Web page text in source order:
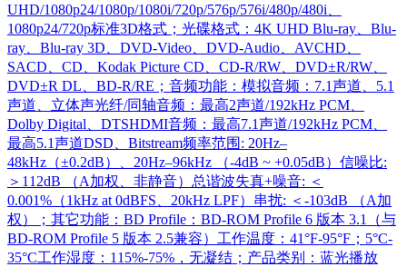
UHD/1080p24/1080p/1080i/720p/576p/576i/480p/480i、
1080p24/720p标准3D格式；光碟格式：4K UHD Blu-ray、Blu-
ray、Blu-ray 3D、DVD-Video、DVD-Audio、AVCHD、
SACD、CD、Kodak Picture CD、CD-R/RW、DVD±R/RW、
DVD±R DL、BD-R/RE；音频功能：模拟音频：7.1声道、5.1
声道、立体声光纤/同轴音频：最高2声道/192kHz PCM、
Dolby Digital、DTSHDMI音频：最高7.1声道/192kHz PCM、
最高5.1声道DSD、Bitstream频率范围: 20Hz–
48kHz（±0.2dB）、20Hz–96kHz （-4dB ~ +0.05dB）信噪比:
＞112dB （A加权、非静音）总谐波失真+噪音: ＜
0.001%（1kHz at 0dBFS、20kHz LPF）串扰: ＜-103dB （A加
权）；其它功能：BD Profile：BD-ROM Profile 6 版本 3.1（与
BD-ROM Profile 5 版本 2.5兼容）工作温度：41°F-95°F；5°C-
35°C工作湿度：115%-75%，无凝结；产品类别：蓝光播放